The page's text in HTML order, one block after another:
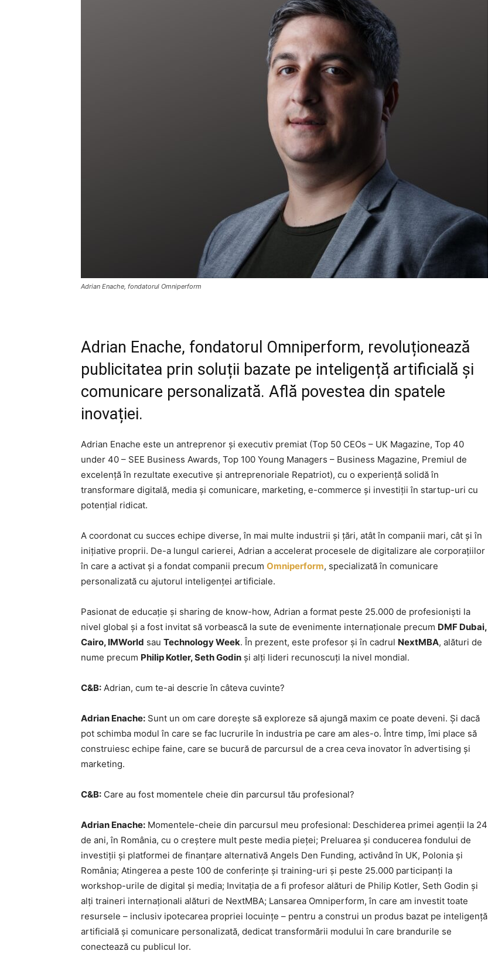
Adrian Enache, fondatorul Omniperform
Adrian Enache, fondatorul Omniperform, revoluționează
publicitatea prin soluții bazate pe inteligență artificială și
comunicare personalizată. Află povestea din spatele
inovației.
Adrian Enache este un antreprenor și executiv premiat (Top 50 CEOs – UK Magazine, Top 40
under 40 – SEE Business Awards, Top 100 Young Managers – Business Magazine, Premiul de
excelență în rezultate executive și antreprenoriale Repatriot), cu o experiență solidă în
transformare digitală, media și comunicare, marketing, e-commerce și investiții în startup-uri cu
potențial ridicat.
A coordonat cu succes echipe diverse, în mai multe industrii și țări, atât în companii mari, cât și în
inițiative proprii. De-a lungul carierei, Adrian a accelerat procesele de digitalizare ale corporațiilor
în care a activat și a fondat companii precum Omniperform, specializată în comunicare
personalizată cu ajutorul inteligenței artificiale.
Pasionat de educație și sharing de know-how, Adrian a format peste 25.000 de profesioniști la
nivel global și a fost invitat să vorbească la sute de evenimente internaționale precum DMF Dubai,
Cairo, IMWorld sau Technology Week. În prezent, este profesor și în cadrul NextMBA, alături de
nume precum Philip Kotler, Seth Godin și alți lideri recunoscuți la nivel mondial.
C&B: Adrian, cum te-ai descrie în câteva cuvinte?
Adrian Enache: Sunt un om care dorește să exploreze să ajungă maxim ce poate deveni. Și dacă
pot schimba modul în care se fac lucrurile în industria pe care am ales-o. Între timp, îmi place să
construiesc echipe faine, care se bucură de parcursul de a crea ceva inovator în advertising și
marketing.
C&B: Care au fost momentele cheie din parcursul tău profesional?
Adrian Enache: Momentele-cheie din parcursul meu profesional: Deschiderea primei agenții la 24
de ani, în România, cu o creștere mult peste media pieței; Preluarea și conducerea fondului de
investiții și platformei de finanțare alternativă Angels Den Funding, activând în UK, Polonia și
România; Atingerea a peste 100 de conferințe și training-uri și peste 25.000 participanți la
workshop-urile de digital și media; Invitația de a fi profesor alături de Philip Kotler, Seth Godin și
alți traineri internaționali alături de NextMBA; Lansarea Omniperform, în care am investit toate
resursele – inclusiv ipotecarea propriei locuințe – pentru a construi un produs bazat pe inteligență
artificială și comunicare personalizată, dedicat transformării modului în care brandurile se
conectează cu publicul lor.